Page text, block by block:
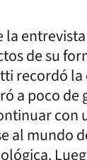
la
de su
recordó
a poco de
con
al mundo